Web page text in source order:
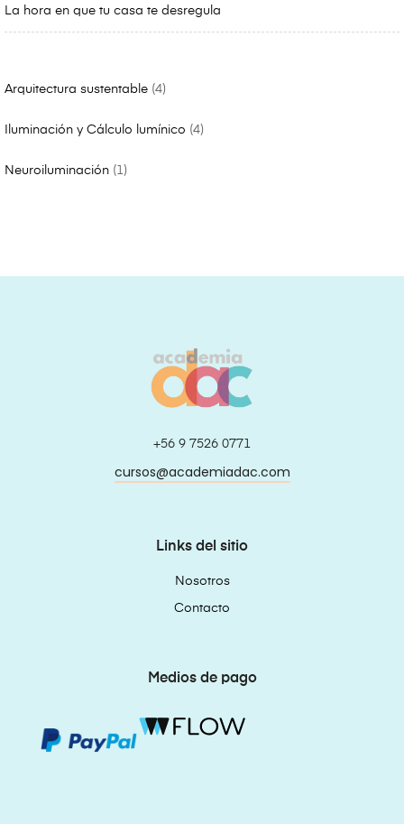
La hora en que tu casa te desregula
Arquitectura sustentable 4
Iluminación y Cálculo lumínico 4
Neuroiluminación 1
+56 9 7526 0771
cursos@academiadac.com
Links del sitio
Nosotros
Contacto
Medios de pago